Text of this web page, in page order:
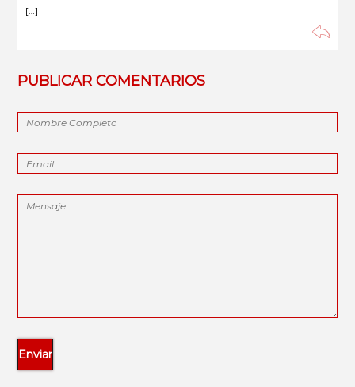
[…]
PUBLICAR COMENTARIOS